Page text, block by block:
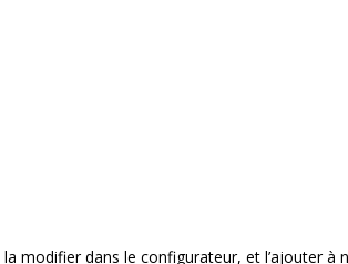
modifier dans le configurateur, et l’ajouter à